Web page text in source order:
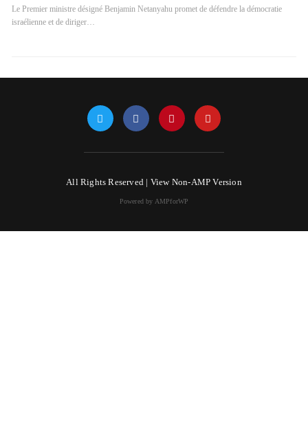
Le Premier ministre désigné Benjamin Netanyahu promet de défendre la démocratie
israélienne et de diriger…
All Rights Reserved | View Non-AMP Version
Powered by AMPforWP